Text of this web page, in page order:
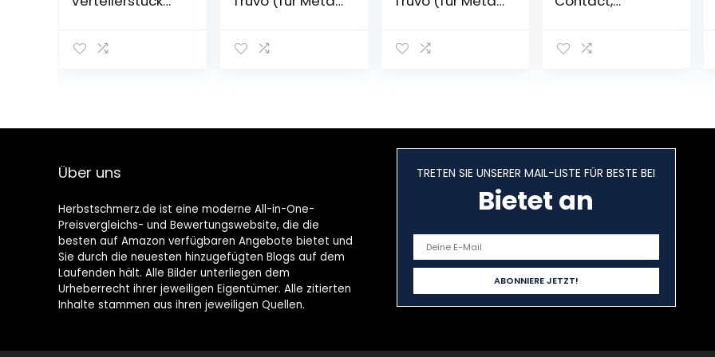
Absperrhähnen
Leitungen in
Batterien)
Leitungen in
Batterien, in
Dose)
30.5503, ideal
Über uns
Herbstschmerz.de ist eine moderne All-in-One-
Preisvergleichs- und Bewertungswebsite, die die
besten auf Amazon verfügbaren Angebote bietet und
Sie durch die neuesten hinzugefügten Blogs auf dem
Laufenden hält. Alle Bilder unterliegen dem
Urheberrecht ihrer jeweiligen Eigentümer. Alle zitierten
Inhalte stammen aus ihren jeweiligen Quellen.
TRETEN SIE UNSERER MAIL-LISTE FÜR BESTE BEI
Bietet an